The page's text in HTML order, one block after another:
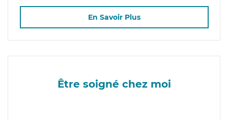
En Savoir Plus
Être soigné chez moi